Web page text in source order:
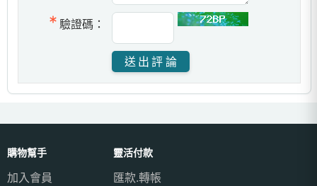
驗證碼：
購物幫手
加入會員
靈活付款
匯款.轉帳